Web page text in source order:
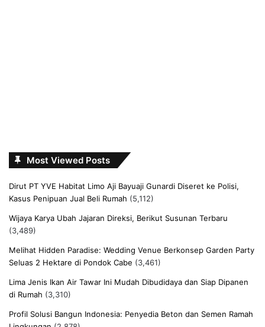
Most Viewed Posts
Dirut PT YVE Habitat Limo Aji Bayuaji Gunardi Diseret ke Polisi,
Kasus Penipuan Jual Beli Rumah (5,112)
Wijaya Karya Ubah Jajaran Direksi, Berikut Susunan Terbaru
(3,489)
Melihat Hidden Paradise: Wedding Venue Berkonsep Garden Party
Seluas 2 Hektare di Pondok Cabe (3,461)
Lima Jenis Ikan Air Tawar Ini Mudah Dibudidaya dan Siap Dipanen
di Rumah (3,310)
Profil Solusi Bangun Indonesia: Penyedia Beton dan Semen Ramah